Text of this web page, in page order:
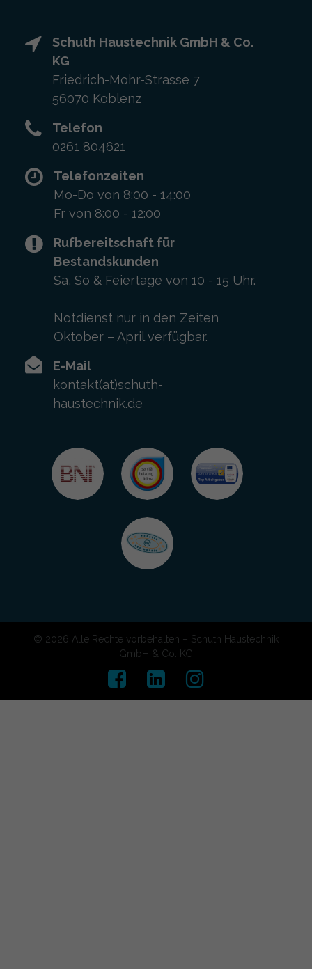
Schuth Haustechnik GmbH & Co.
KG
Friedrich-Mohr-Strasse 7
56070 Koblenz
Telefon
0261 804621
Telefonzeiten
Mo-Do von 8:00 - 14:00
Fr von 8:00 - 12:00
Rufbereitschaft für
Bestandskunden
Sa, So & Feiertage von 10 - 15 Uhr.
Notdienst nur in den Zeiten
Oktober – April verfügbar.
E-Mail
kontakt(at)schuth-
haustechnik.de
© 2026 Alle Rechte vorbehalten – Schuth Haustechnik
GmbH & Co. KG